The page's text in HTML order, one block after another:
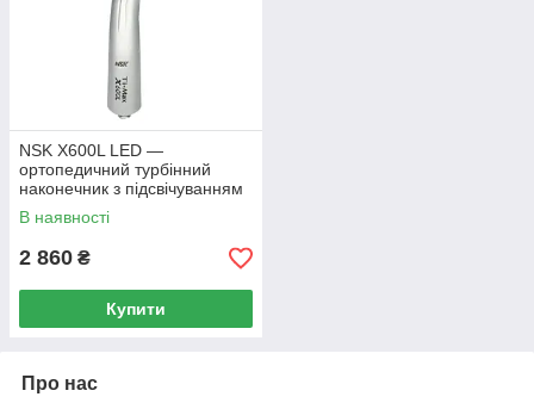
NSK X600L LED —
ортопедичний турбінний
наконечник з підсвічуванням
В наявності
2 860 ₴
Купити
Про нас